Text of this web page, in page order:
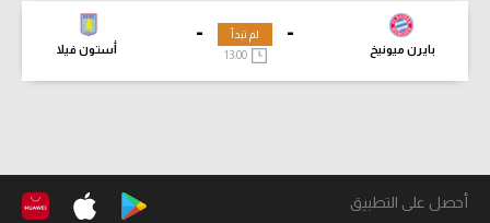
-
بايرن ميونيخ
-
أستون فيلا
لم تبدأ
13:00
أحصل على التطبيق